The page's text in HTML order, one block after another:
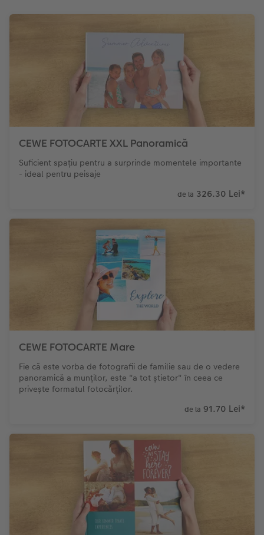
CEWE FOTOCARTE XXL Panoramică
Suficient spațiu pentru a surprinde momentele importante
- ideal pentru peisaje
de la 326.30 Lei*
CEWE FOTOCARTE Mare
Fie că este vorba de fotografii de familie sau de o vedere
panoramică a munților, este "a tot știetor" în ceea ce
privește formatul fotocărților.
de la 91.70 Lei*